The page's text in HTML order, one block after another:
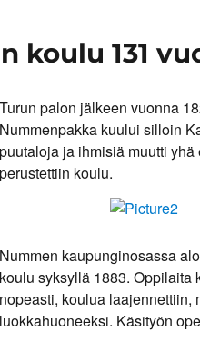
koulu 131
Turun palon jälkeen vuonna
Nummenpakka kuului silloin
puutaloja ja ihmisiä muutti
perustettiin koulu.
Nummen kaupunginosassa
koulu syksyllä 1883. Oppilaita
nopeasti, koulua laajennettiin,
luokkahuoneeksi. Käsityön